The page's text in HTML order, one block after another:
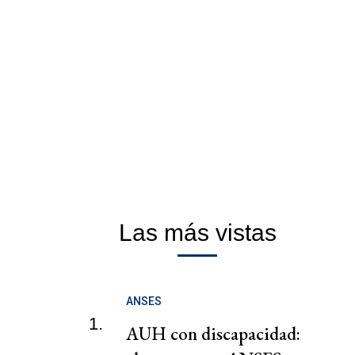
Las más vistas
1.
ANSES
AUH con discapacidad: